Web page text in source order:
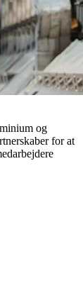
og
for at